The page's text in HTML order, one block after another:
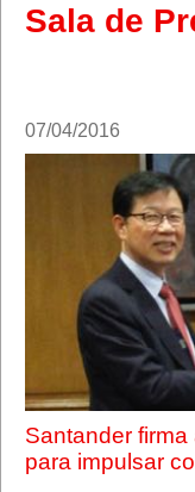
Sala de
07/04/2016
Santander
para impulsar